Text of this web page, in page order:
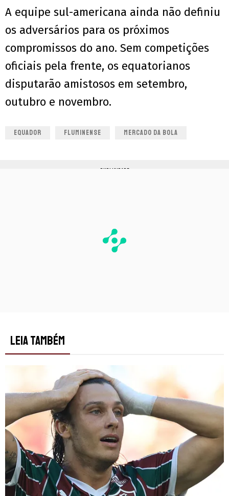
A equipe sul-americana ainda não definiu
os adversários para os próximos
compromissos do ano. Sem competições
oficiais pela frente, os equatorianos
disputarão amistosos em setembro,
outubro e novembro.
EQUADOR FLUMINENSE MERCADO DA BOLA
PUBLICIDADE
LEIA TAMBÉM